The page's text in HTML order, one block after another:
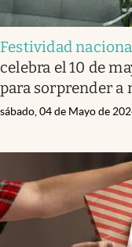
Festividad
celebra el 10 de
para sorprender a
sábado, 04 de Mayo de